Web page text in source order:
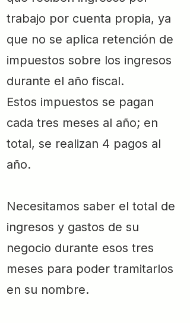
trabajo por cuenta propia, ya
que no se aplica retención de
impuestos sobre los ingresos
durante el año fiscal.
Estos impuestos se pagan
cada tres meses al año; en
total, se realizan 4 pagos al
año.
Necesitamos saber el total de
ingresos y gastos de su
negocio durante esos tres
meses para poder tramitarlos
en su nombre.